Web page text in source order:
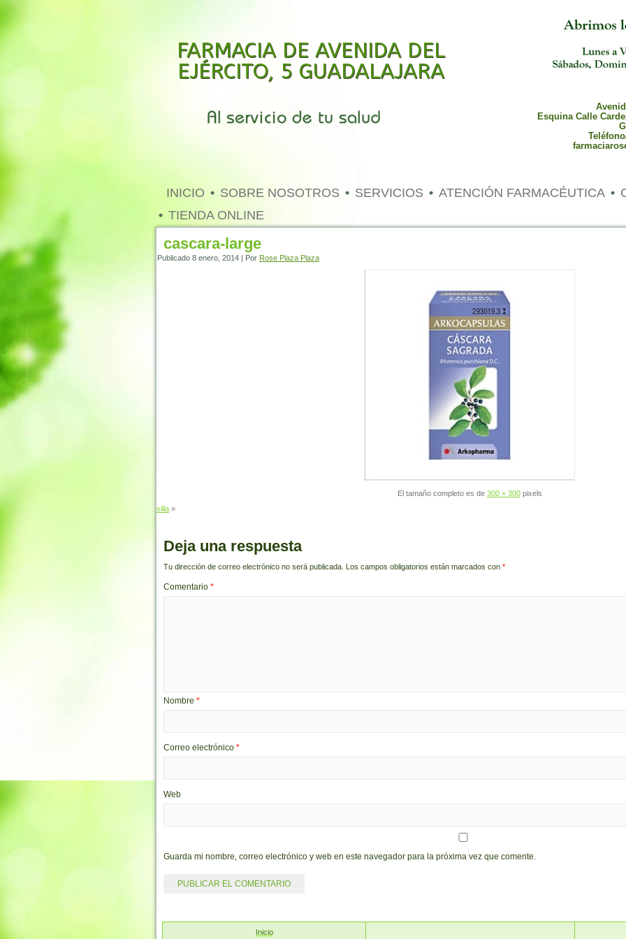
FARMACIA DE AVENIDA DEL
EJÉRCITO, 5 GUADALAJARA
Esquina Calle
INICIO SOBRE NOSOTROS SERVICIOS ATENCIÓN FARMACÉUTICA
TIENDA ONLINE
cascara-large
Publicado 8 enero, 2014 | Por Rose Plaza Plaza
El tamaño completo es de 300 × 300pixels
silla »
Deja una respuesta
Tu dirección de correo electrónico no será publicada. Los campos obligatorios están marcados con *
Comentario *
Nombre *
Correo electrónico *
Web
Guarda mi nombre, correo electrónico y web en este navegador para la próxima vez que comente.
Inicio